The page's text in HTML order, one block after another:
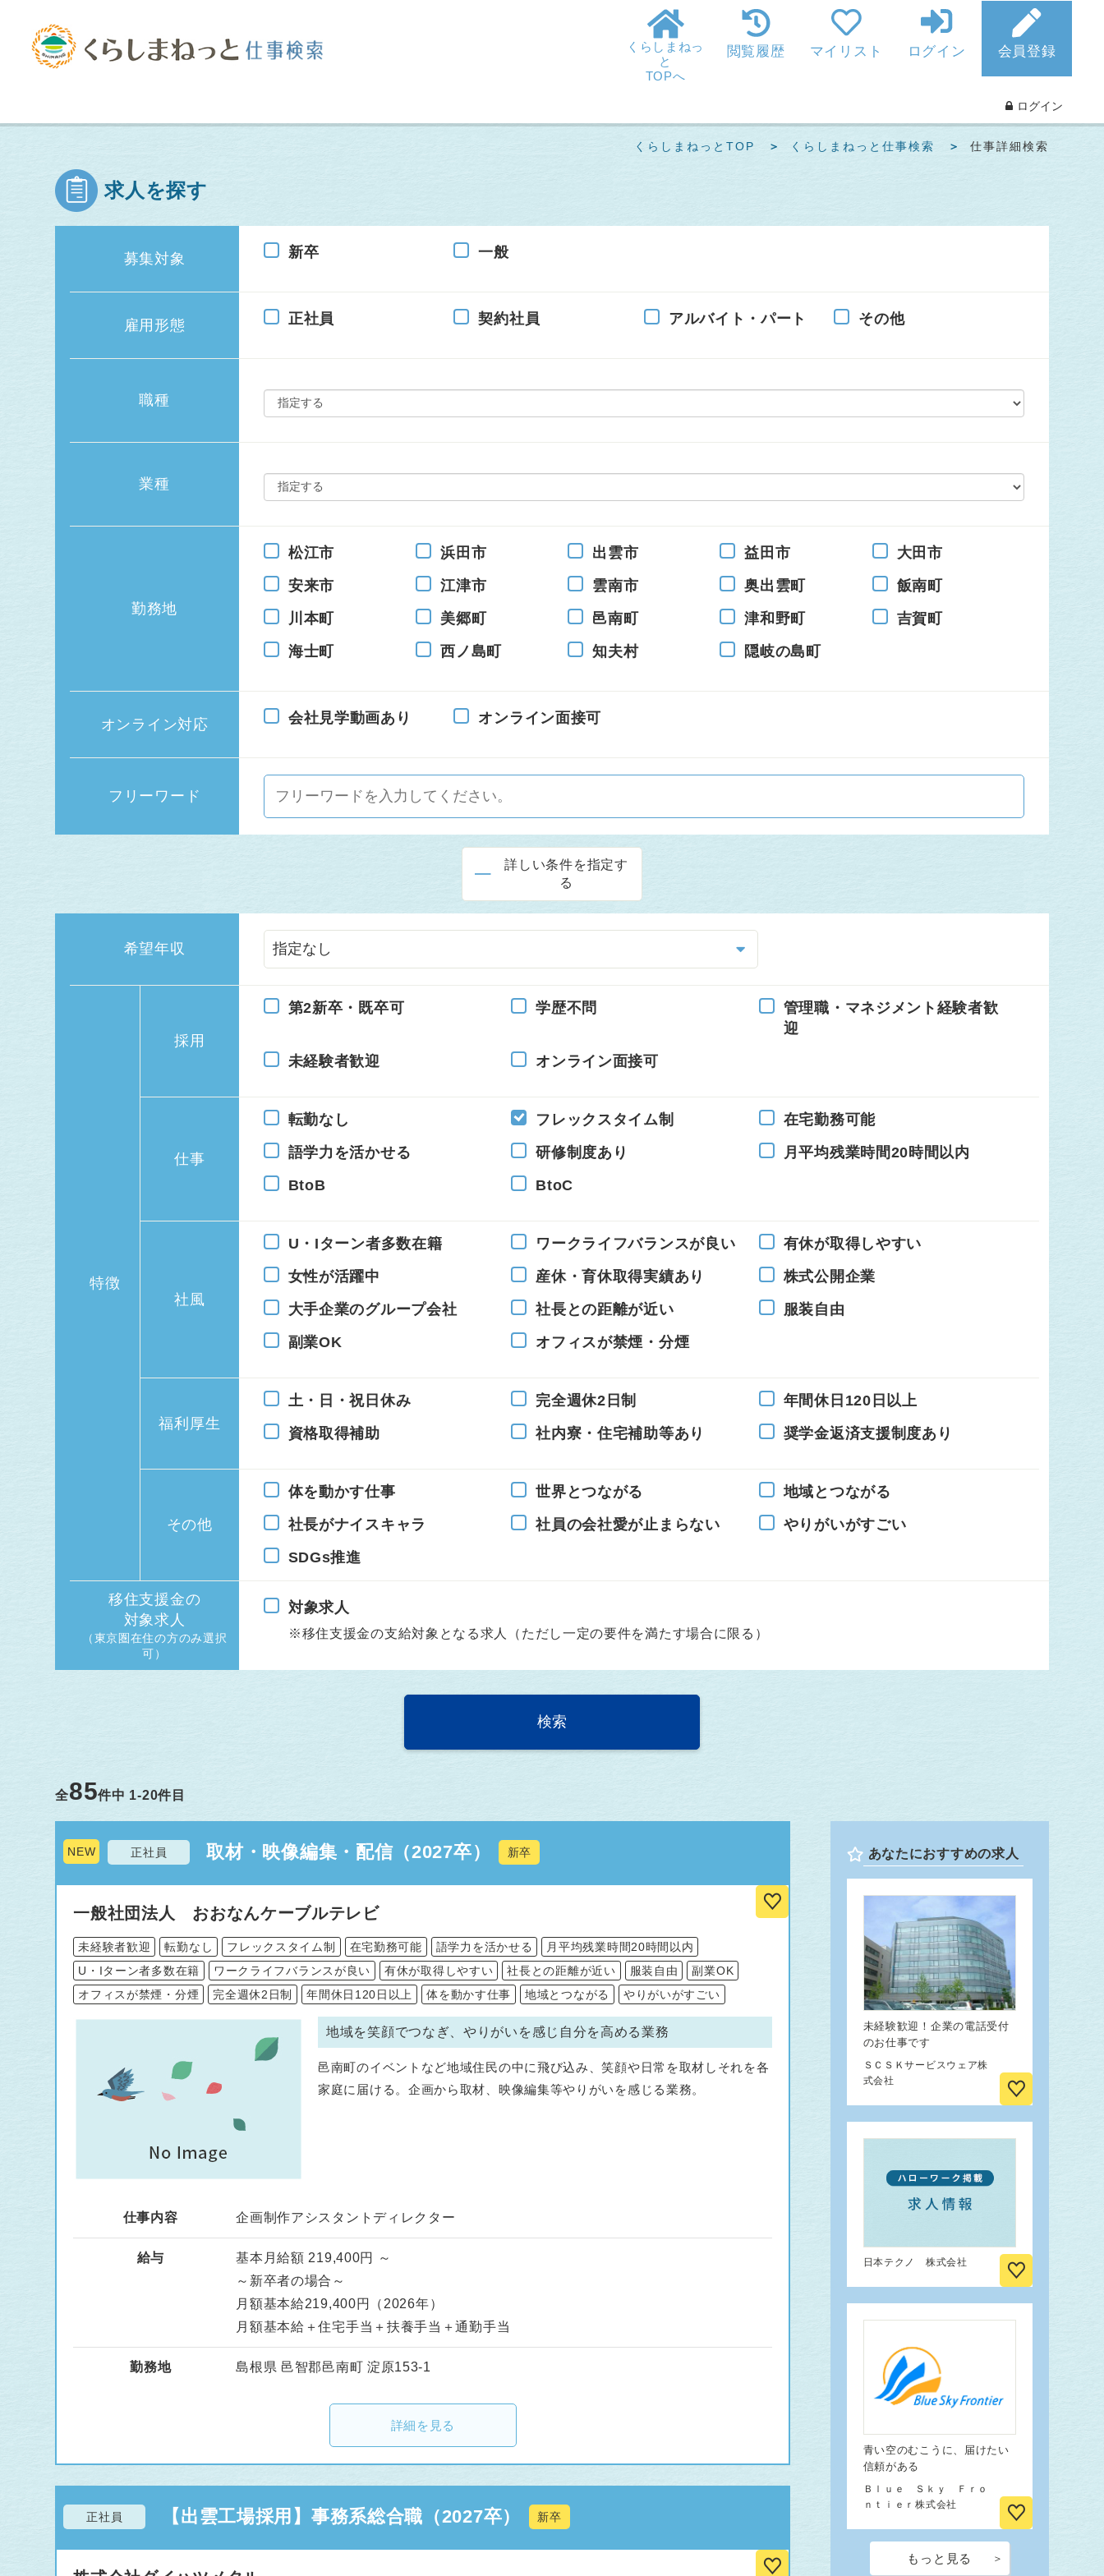
くらしまねっ
と
TOPへ
閲覧履歴 マイリスト ログイン 会員登録
ログイン
くらしまねっとTOP くらしまねっと仕事検索 仕事詳細検索
求人を探す
募集対象 新卒 一般
雇用形態 正社員 契約社員 アルバイト・パート その他
職種
業種
勤務地
松江市 浜田市 出雲市 益田市
大田市
安来市
江津市 雲南市 奥出雲町
飯南町
川本町
美郷町 邑南町 津和野町
吉賀町
海士町
西ノ島町 知夫村 隠岐の島町
オンライン対応 会社見学動画あり オンライン面接可
フリーワード
詳しい条件を指定す
る
希望年収
特徴
採用
第2新卒・既卒可 学歴不問
管理職・マネジメント経験者歓
迎
未経験者歓迎
オンライン面接可
仕事
転勤なし フレックスタイム制
在宅勤務可能
語学力を活かせる
研修制度あり
月平均残業時間20時間以内
BtoB
BtoC
社風
U・Iターン者多数在籍 ワークライフバランスが良い
有休が取得しやすい
女性が活躍中
産休・育休取得実績あり
株式公開企業
大手企業のグループ会社
社長との距離が近い
服装自由
副業OK
オフィスが禁煙・分煙
福利厚生
土・日・祝日休み 完全週休2日制
年間休日120日以上
資格取得補助
社内寮・住宅補助等あり 奨学金返済支援制度あり
その他
体を動かす仕事 世界とつながる
地域とつながる
社長がナイスキャラ
社員の会社愛が止まらない
やりがいがすごい
SDGs推進
移住支援金の
対象求人
（東京圏在住の方のみ選択
可）
対象求人
※移住支援金の支給対象となる求人（ただし一定の要件を満たす場合に限る）
全85件中 1-20件目
NEW 正社員 取材・映像編集・配信（2027卒） 新卒
一般社団法人 おおなんケーブルテレビ
未経験者歓迎 転勤なし フレックスタイム制 在宅勤務可能 語学力を活かせる
月平均残業時間20時間以内
U・Iターン者多数在籍
ワークライフバランスが良い 有休が取得しやすい 社長との距離が近い 服装自由
副業OK
オフィスが禁煙・分煙
完全週休2日制 年間休日120日以上 体を動かす仕事 地域とつながる やりがいがすごい
地域を笑顔でつなぎ、やりがいを感じ自分を高める業務
邑南町のイベントなど地域住民の中に飛び込み、笑顔や日常を取材しそれを各
家庭に届ける。企画から取材、映像編集等やりがいを感じる業務。
仕事内容 企画制作アシスタントディレクター
給与
基本月給額 219,400円 ～
～新卒者の場合～
月額基本給219,400円（2026年）
月額基本給＋住宅手当＋扶養手当＋通勤手当
勤務地 島根県 邑智郡邑南町 淀原153-1
詳細を見る
正社員 【出雲工場採用】事務系総合職（2027卒） 新卒
あなたにおすすめの求人
未経験歓迎！企業の電話受付
のお仕事です
ＳＣＳＫサービスウェア株
式会社
日本テクノ 株式会社
青い空のむこうに、届けたい
信頼がある
Ｂｌｕｅ Ｓｋｙ Ｆｒｏ
ｎｔｉｅｒ株式会社
もっと見る